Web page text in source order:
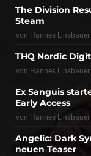
The Division
Steam
von Hannes Linsbauer
THQ Nordic
von Hannes Linsbauer
Ex Sanguis
Early Access
von Hannes Linsbauer
Angelic: Dark
neuen Teaser